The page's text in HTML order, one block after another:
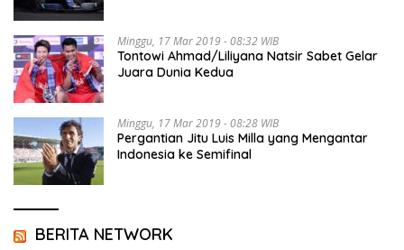
Minggu, 17 Mar 2019 - 08:32 WIB
Tontowi Ahmad/Liliyana Natsir Sabet Gelar
Juara Dunia Kedua
Minggu, 17 Mar 2019 - 08:28 WIB
Pergantian Jitu Luis Milla yang Mengantar
Indonesia ke Semifinal
BERITA NETWORK